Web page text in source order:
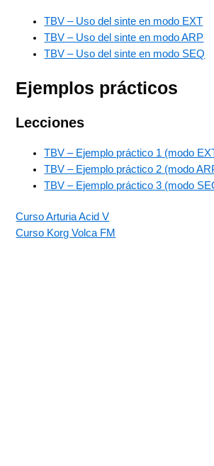
TBV – Uso del sinte en modo EXT
TBV – Uso del sinte en modo ARP
TBV – Uso del sinte en modo SEQ
Ejemplos prácticos
Lecciones
TBV – Ejemplo práctico 1 (modo
TBV – Ejemplo práctico 2 (modo
TBV – Ejemplo práctico 3 (modo
Curso Arturia Acid V
Curso Korg Volca FM